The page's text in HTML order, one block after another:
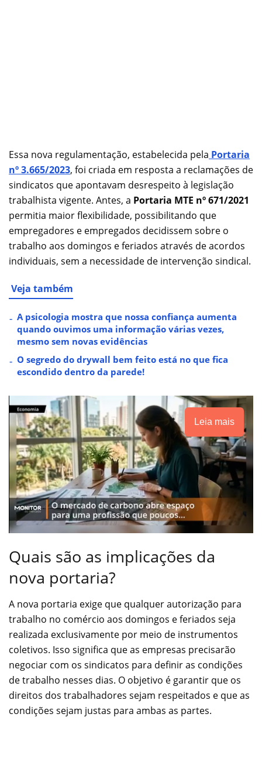
Essa nova regulamentação, estabelecida pela Portaria
nº 3.665/2023, foi criada em resposta a reclamações de
sindicatos que apontavam desrespeito à legislação
trabalhista vigente. Antes, a Portaria MTE nº 671/2021
permitia maior flexibilidade, possibilitando que
empregadores e empregados decidissem sobre o
trabalho aos domingos e feriados através de acordos
individuais, sem a necessidade de intervenção sindical.
Veja também
A psicologia mostra que nossa confiança aumenta
quando ouvimos uma informação várias vezes,
mesmo sem novas evidências
O segredo do drywall bem feito está no que fica
escondido dentro da parede!
Leia mais
Quais são as implicações da
nova portaria?
A nova portaria exige que qualquer autorização para
trabalho no comércio aos domingos e feriados seja
realizada exclusivamente por meio de instrumentos
coletivos. Isso significa que as empresas precisarão
negociar com os sindicatos para definir as condições
de trabalho nesses dias. O objetivo é garantir que os
direitos dos trabalhadores sejam respeitados e que as
condições sejam justas para ambas as partes.